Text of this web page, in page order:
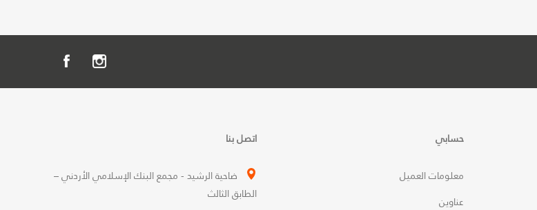
حسابي
معلومات العميل
عناوين
اتصل بنا
ضاحية الرشيد - مجمع البنك الإسلامي الأردني –
الطابق الثالث